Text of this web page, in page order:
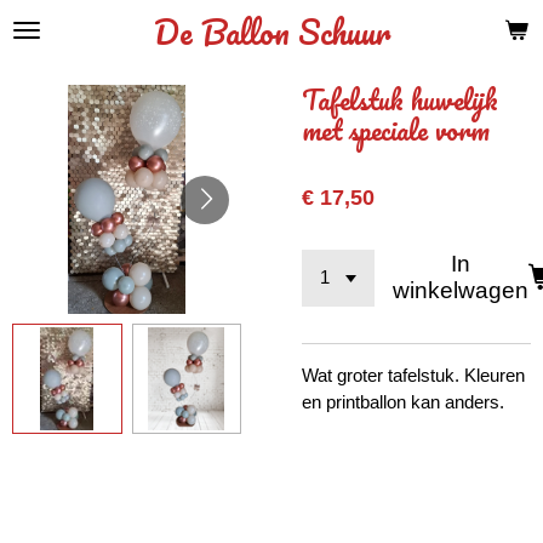
Ga
hoofdinhoud
De Ballon Schuur
Tafelstuk huwelijk
met speciale vorm
€ 17,50
In
winkelwagen
Wat groter tafelstuk. Kleuren
en printballon kan anders.